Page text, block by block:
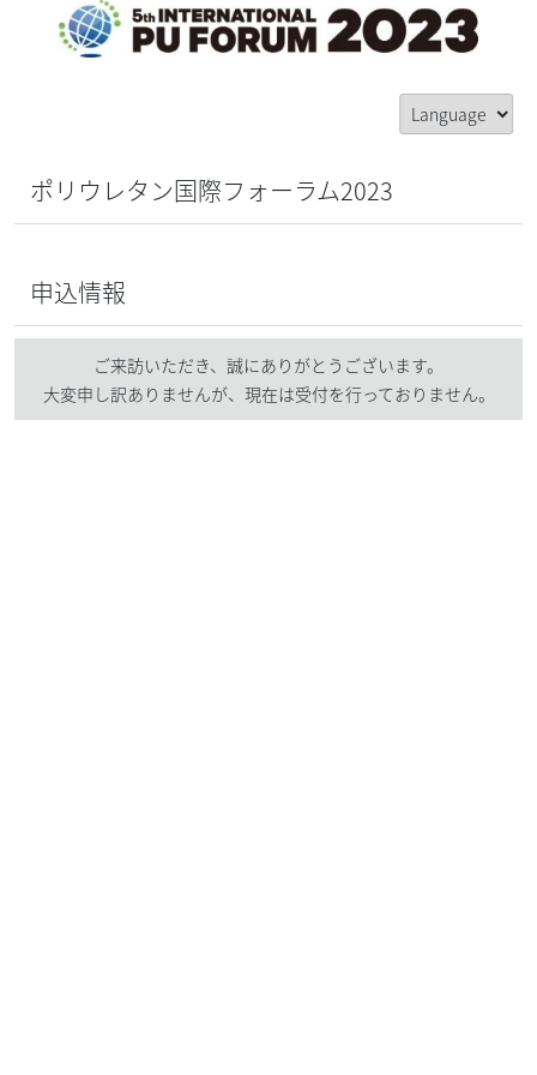
ポリウレタン国際フォーラム2023
申込情報
ご来訪いただき、誠にありがとうございます。
大変申し訳ありませんが、現在は受付を行っておりません。